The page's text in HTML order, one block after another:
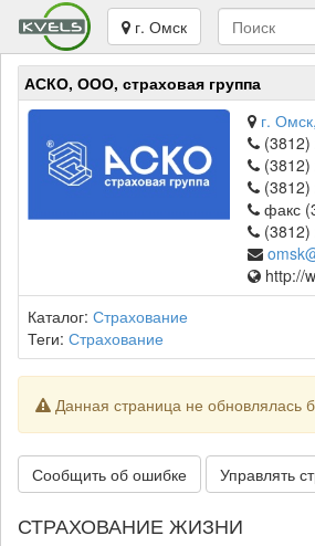
г. Омск
АСКО, ООО, страховая группа
г.
факс
http://
Каталог: Страхование
Теги: Страхование
Данная страница не обновлялась
Сообщить об ошибке Управлять
СТРАХОВАНИЕ ЖИЗНИ